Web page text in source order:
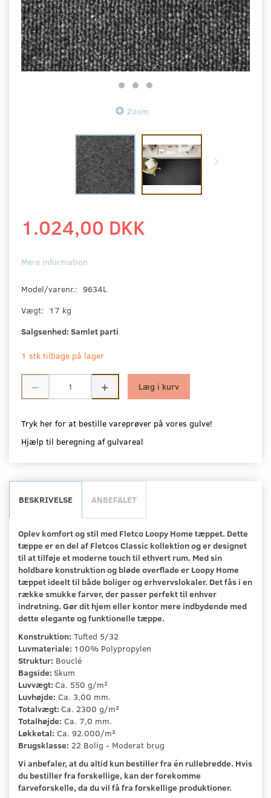
Zoom
1.024,00 DKK
Mere information
Model/varenr.: 9634L
Vægt:
17 kg
Salgsenhed: Samlet parti
1 stk tilbage på lager
Læg i kurv
Tryk her for at bestille vareprøver på vores gulve!
Hjælp til beregning af gulvareal
BESKRIVELSE ANBEFALET
Oplev komfort og stil med Fletco Loopy Home tæppet. Dette
tæppe er en del af Fletcos Classic kollektion og er designet
til at tilføje et moderne touch til ethvert rum. Med sin
holdbare konstruktion og bløde overflade er Loopy Home
tæppet ideelt til både boliger og erhvervslokaler. Det fås i en
række smukke farver, der passer perfekt til enhver
indretning. Gør dit hjem eller kontor mere indbydende med
dette elegante og funktionelle tæppe.
Konstruktion: Tufted 5/32
Luvmateriale: 100% Polypropylen
Struktur: Bouclé
Bagside: Skum
Luvvægt: Ca. 550 g/m²
Luvhøjde: Ca. 3,00 mm.
Totalvægt: Ca. 2300 g/m²
Totalhøjde: Ca. 7,0 mm.
Løkketal: Ca. 92.000/m²
Brugsklasse: 22 Bolig - Moderat brug
Vi anbefaler, at du altid kun bestiller fra én rullebredde. Hvis
du bestiller fra forskellige, kan der forekomme
farveforskelle, da du vil få fra forskellige produktioner.